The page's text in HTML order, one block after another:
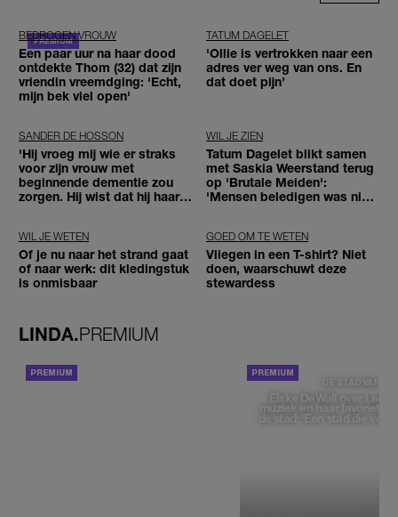
BEDROGEN VROUW
Een paar uur na haar dood
ontdekte Thom (32) dat zijn
vriendin vreemdging: 'Echt,
mijn bek viel open'
TATUM DAGELET
'Ollie is vertrokken naar een
adres ver weg van ons. En
dat doet pijn’
SANDER DE HOSSON
'Hij vroeg mij wie er straks
voor zijn vrouw met
beginnende dementie zou
zorgen. Hij wist dat hij haar
WIL JE ZIEN
Tatum Dagelet blikt samen
met Saskia Weerstand terug
op 'Brutale Meiden':
'Mensen beledigen was niet
WIL JE WETEN
Of je nu naar het strand gaat
of naar werk: dit kledingstuk
is onmisbaar
GOED OM TE WETEN
Vliegen in een T-shirt? Niet
doen, waarschuwt deze
stewardess
LINDA.PREMIUM
DE STAD VAN
Elske DeWall over
muziek en haar favoriete
de stad: 'Een stad die